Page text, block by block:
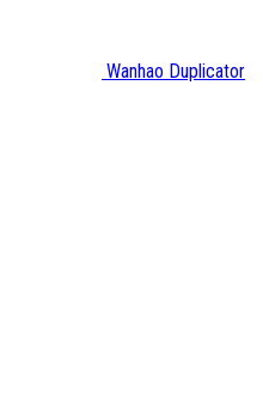
Wanhao Duplicator